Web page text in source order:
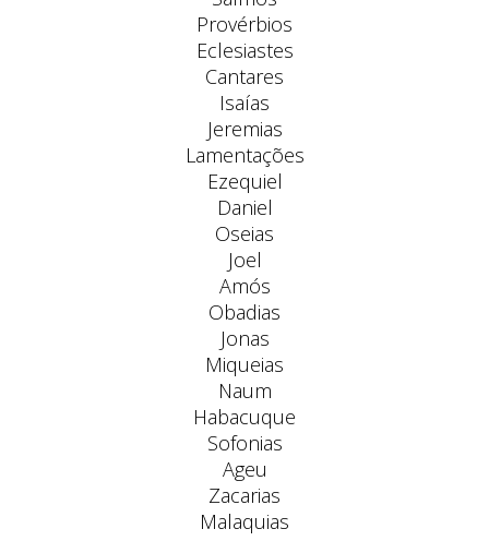
Provérbios
Eclesiastes
Cantares
Isaías
Jeremias
Lamentações
Ezequiel
Daniel
Oseias
Joel
Amós
Obadias
Jonas
Miqueias
Naum
Habacuque
Sofonias
Ageu
Zacarias
Malaquias